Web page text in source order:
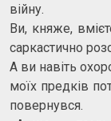
війну.
Ви, княже,
саркастично
А ви навіть
моїх предків
повернувся.